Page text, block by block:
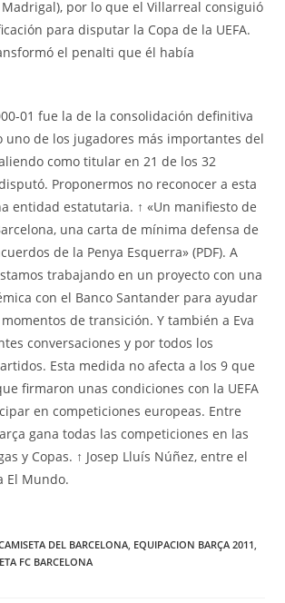
por lo que el Villarreal consiguió
para disputar la Copa de la UEFA.
el penalti que él había
01 fue la de la consolidación definitiva
uno de los jugadores más importantes del
como titular en 21 de los 32
Proponermos no reconocer a esta
entidad estatutaria. ↑ «Un manifiesto de
una carta de mínima defensa de
de la Penya Esquerra» (PDF). A
trabajando en un proyecto con una
con el Banco Santander para ayudar
de transición. Y también a Eva
conversaciones y por todos los
Esta medida no afecta a los 9 que
firmaron unas condiciones con la UEFA
en competiciones europeas. Entre
gana todas las competiciones en las
y Copas. ↑ Josep Lluís Núñez, entre el
El Mundo.
DEL BARCELONA, EQUIPACION BARÇA 2011,
FC BARCELONA